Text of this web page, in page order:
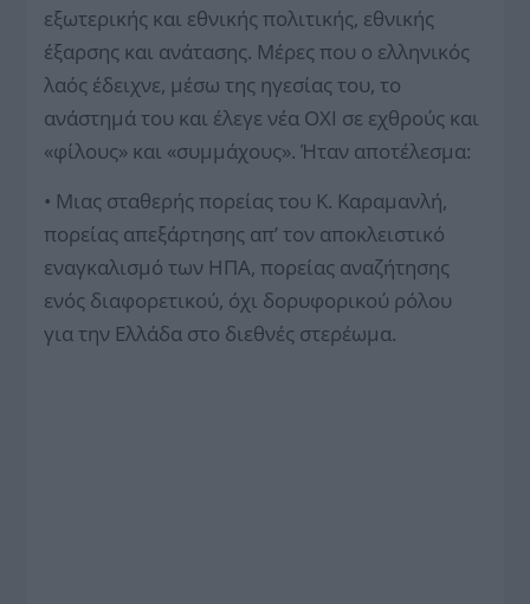
εξωτερικής και εθνικής πολιτικής, εθνικής
έξαρσης και ανάτασης. Μέρες που ο ελληνικός
λαός έδειχνε, μέσω της ηγεσίας του, το
ανάστημά του και έλεγε νέα ΟΧΙ σε εχθρούς και
«φίλους» και «συμμάχους». Ήταν αποτέλεσμα:
• Μιας σταθερής πορείας του Κ. Καραμανλή,
πορείας απεξάρτησης απ’ τον αποκλειστικό
εναγκαλισμό των ΗΠΑ, πορείας αναζήτησης
ενός διαφορετικού, όχι δορυφορικού ρόλου
για την Ελλάδα στο διεθνές στερέωμα.